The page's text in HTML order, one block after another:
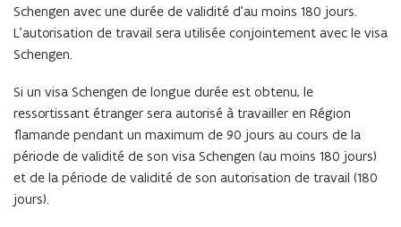
Schengen avec une durée de validité d’au moins 180 jours.
L’autorisation de travail sera utilisée conjointement avec le visa
Schengen.
Si un visa Schengen de longue durée est obtenu, le
ressortissant étranger sera autorisé à travailler en Région
flamande pendant un maximum de 90 jours au cours de la
période de validité de son visa Schengen (au moins 180 jours)
et de la période de validité de son autorisation de travail (180
jours).